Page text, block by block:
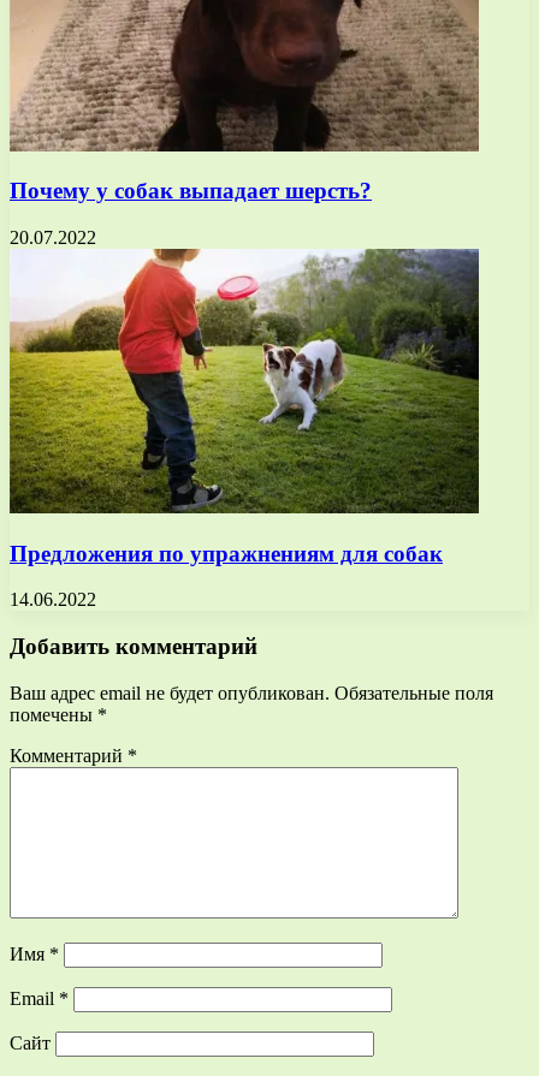
Почему у собак выпадает шерсть?
20.07.2022
Предложения по упражнениям для собак
14.06.2022
Добавить комментарий
Ваш адрес email не будет опубликован. Обязательные поля
помечены *
Комментарий *
Имя *
Email *
Сайт